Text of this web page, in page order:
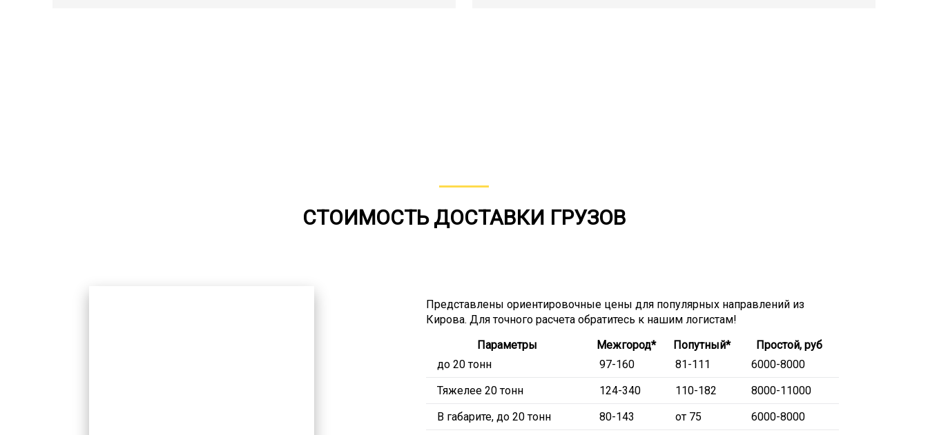
СТОИМОСТЬ ДОСТАВКИ ГРУЗОВ
Представлены ориентировочные цены для популярных направлений из
Кирова. Для точного расчета обратитесь к нашим логистам!
Параметры
Межгород* Попутный*
Простой, руб
до 20 тонн
97-160 81-111
6000-8000
Тяжелее 20 тонн
124-340 110-182
8000-11000
В габарите, до 20 тонн
80-143 от 75 6000-8000